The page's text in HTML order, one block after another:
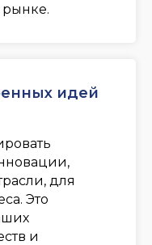
идей
для
Это
и